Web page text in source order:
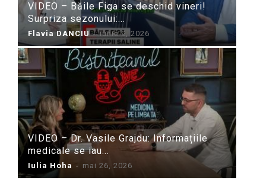
VIDEO – Băile Figa se deschid vineri!
Surpriza sezonului:...
Flavia DANCIU - iunie 9, 2026
VIDEO – Dr. Vasile Grajdu: Informațiile
medicale se iau...
Iulia Hoha - mai 26, 2026